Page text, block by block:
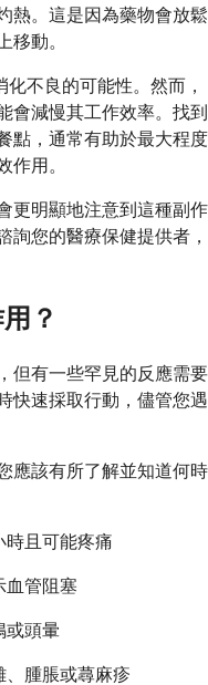
熱。這是因為藥物會放鬆
移動。
不良的可能性。然而，
會減慢其工作效率。找到
點，通常有助於最大程度
作用。
更明顯地注意到這種副作
詢您的醫療保健提供者，
？
但有一些罕見的反應需要
快速採取行動，儘管您遇
應該有所了解並知道何時
時且可能疼痛
血管阻塞
或頭暈
、腫脹或蕁麻疹